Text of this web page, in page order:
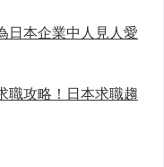
日本企業中人見人愛
職攻略！日本求職趨